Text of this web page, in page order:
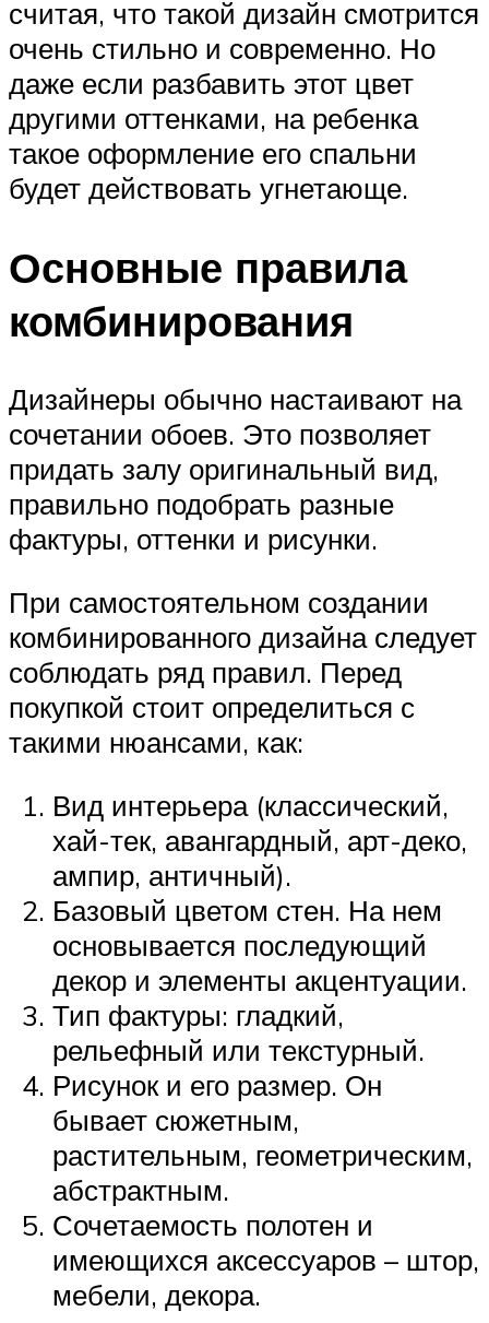
считая, что такой дизайн смотрится
очень стильно и современно. Но
даже если разбавить этот цвет
другими оттенками, на ребенка
такое оформление его спальни
будет действовать угнетающе.
Основные правила
комбинирования
Дизайнеры обычно настаивают на
сочетании обоев. Это позволяет
придать залу оригинальный вид,
правильно подобрать разные
фактуры, оттенки и рисунки.
При самостоятельном создании
комбинированного дизайна следует
соблюдать ряд правил. Перед
покупкой стоит определиться с
такими нюансами, как:
Вид интерьера (классический,
хай-тек, авангардный, арт-деко,
ампир, античный).
Базовый цветом стен. На нем
основывается последующий
декор и элементы акцентуации.
Тип фактуры: гладкий,
рельефный или текстурный.
Рисунок и его размер. Он
бывает сюжетным,
растительным, геометрическим,
абстрактным.
Сочетаемость полотен и
имеющихся аксессуаров – штор,
мебели, декора.